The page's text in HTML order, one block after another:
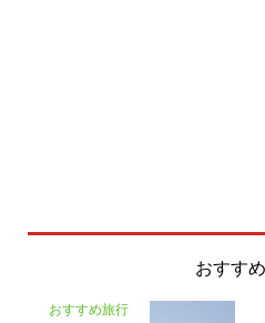
おすす
おすすめ旅行